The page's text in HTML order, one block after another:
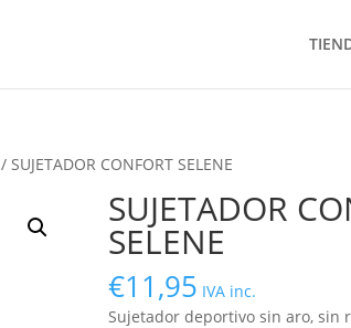
/ SUJETADOR CONFORT SELENE
SUJETADOR
SELENE
€11,95 IVA inc.
Sujetador deportivo sin aro, sin